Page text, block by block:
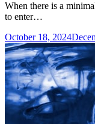
When there is a
to enter…
October 18, 2024